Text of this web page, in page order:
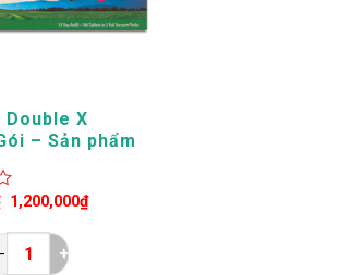
X
– Sản phẩm
Giá
gốc
là:
1,440,000₫.
1,200,000₫Giá
hiện
Nutrilite Double X Amway Gói - Sản phẩm